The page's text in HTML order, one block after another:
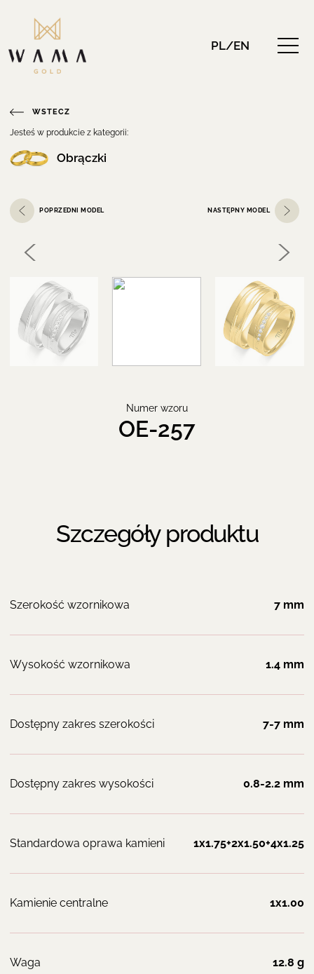
PL/EN
WSTECZ
Jesteś w produkcie z kategorii:
Obrączki
POPRZEDNI MODEL NASTĘPNY MODEL
Numer wzoru
OE-257
Szczegóły produktu
Szerokość wzornikowa 7 mm
Wysokość wzornikowa 1.4 mm
Dostępny zakres szerokości 7-7 mm
Dostępny zakres wysokości 0.8-2.2 mm
Standardowa oprawa kamieni 1x1.75+2x1.50+4x1.25
Kamienie centralne 1x1.00
Waga 12.8 g